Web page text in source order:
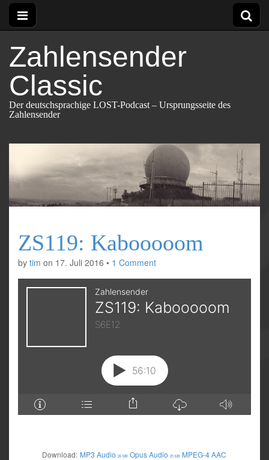
Zahlensender
Classic
Der deutschsprachige LOST-Podcast – Ursprungsseite des
Zahlensender
ZS119: Kabooooom
by tim on 17. Juli 2016 • 1 Comment
Download: MP3 Audio 26 MB Opus Audio 25 MB MPEG-4 AAC